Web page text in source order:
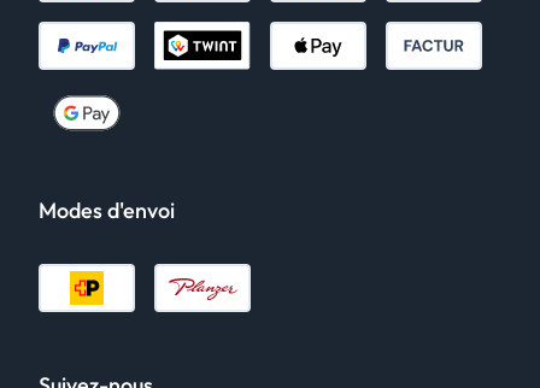
Modes d'envoi